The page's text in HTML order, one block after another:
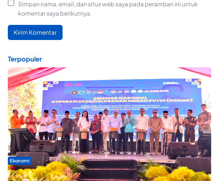
Simpan nama, email, dan situs web saya pada peramban ini untuk
komentar saya berikutnya.
Terpopuler
Ekonomi
Seminar di Ternate, Mendes Perkuat Sinergi Percepatan